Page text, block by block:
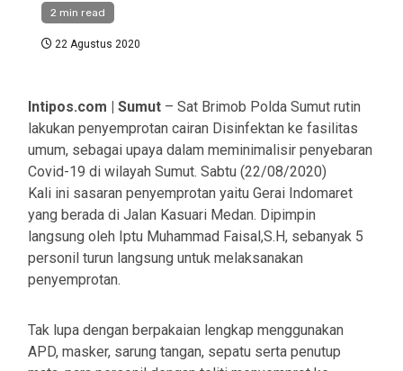
2 min read
22 Agustus 2020
Intipos.com | Sumut – Sat Brimob Polda Sumut rutin
lakukan penyemprotan cairan Disinfektan ke fasilitas
umum, sebagai upaya dalam meminimalisir penyebaran
Covid-19 di wilayah Sumut. Sabtu (22/08/2020)
Kali ini sasaran penyemprotan yaitu Gerai Indomaret
yang berada di Jalan Kasuari Medan. Dipimpin
langsung oleh Iptu Muhammad Faisal,S.H, sebanyak 5
personil turun langsung untuk melaksanakan
penyemprotan.
Tak lupa dengan berpakaian lengkap menggunakan
APD, masker, sarung tangan, sepatu serta penutup